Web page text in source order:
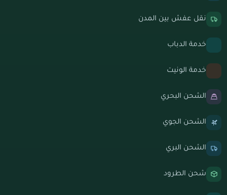
نقل عفش بين المدن
خدمة الدباب
خدمة الونيت
الشحن البحري
الشحن الجوي
الشحن البري
شحن الطرود